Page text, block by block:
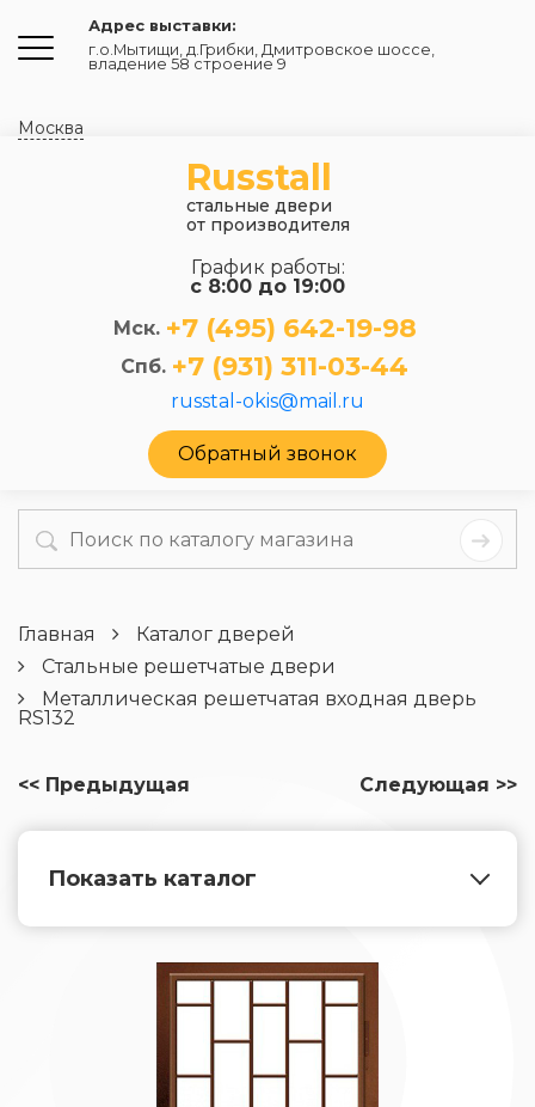
Адрес выставки:
г.о.Мытищи, д.Грибки, Дмитровское шоссе,
владение 58 строение 9
Москва
Russtall
стальные двери
от производителя
График работы:
с 8:00 до 19:00
Мск. +7 (495) 642-19-98
Спб. +7 (931) 311-03-44
russtal-okis@mail.ru
Обратный звонок
Главная
Каталог дверей
Стальные решетчатые двери
Металлическая решетчатая входная дверь
RS132
<< Предыдущая Следующая >>
Показать каталог